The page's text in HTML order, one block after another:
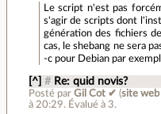
Le script n'est pas
s'agir de scripts dont
génération des fichiers
cas, le shebang ne sera
-c pour Debian par
[^] # Re: quid novis?
Posté parGil Cot ✔ (site web
à 20:29. Évalué à 3.